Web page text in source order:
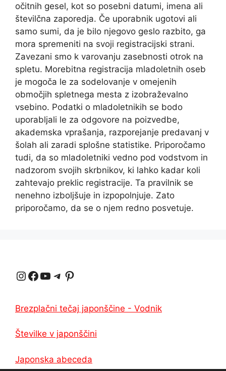
očitnih gesel, kot so posebni datumi, imena ali
številčna zaporedja. Če uporabnik ugotovi ali
samo sumi, da je bilo njegovo geslo razbito, ga
mora spremeniti na svoji registracijski strani.
Zavezani smo k varovanju zasebnosti otrok na
spletu. Morebitna registracija mladoletnih oseb
je mogoča le za sodelovanje v omejenih
območjih spletnega mesta z izobraževalno
vsebino. Podatki o mladoletnikih se bodo
uporabljali le za odgovore na poizvedbe,
akademska vprašanja, razporejanje predavanj v
šolah ali zaradi splošne statistike. Priporočamo
tudi, da so mladoletniki vedno pod vodstvom in
nadzorom svojih skrbnikov, ki lahko kadar koli
zahtevajo preklic registracije. Ta pravilnik se
nenehno izboljšuje in izpopolnjuje. Zato
priporočamo, da se o njem redno posvetuje.
Instagram Facebook YouTube Telegram Pinterest
Brezplačni tečaj japonščine - Vodnik
Številke v japonščini
Japonska abeceda